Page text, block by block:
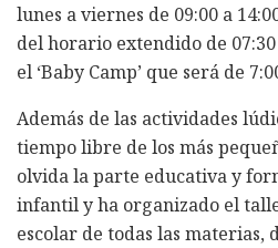
lunes a viernes de 09:00 a
del horario extendido de
el ‘Baby Camp’ que será de
Además de las actividades
tiempo libre de los más
olvida la parte educativa y
infantil y ha organizado el
escolar de todas las materias,